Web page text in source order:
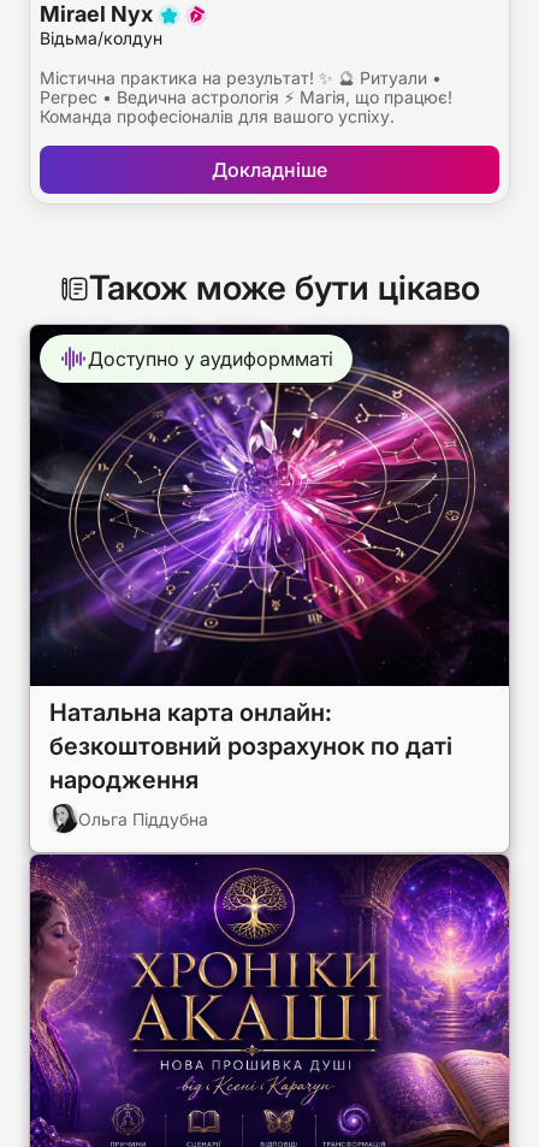
Mirael Nyx
Відьма/колдун
Докладніше
Містична практика на результат! ✨ 🔮 Ритуали •
Регрес • Ведична астрологія ⚡ Магія, що працює!
Команда професіоналів для вашого успіху.
Також може бути цікаво
Доступно у аудиформматі
Натальна карта онлайн:
безкоштовний розрахунок по даті
народження
Ольга Піддубна